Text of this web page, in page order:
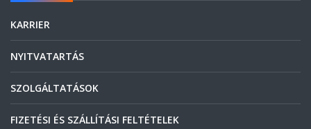
KARRIER
NYITVATARTÁS
SZOLGÁLTATÁSOK
FIZETÉSI ÉS SZÁLLÍTÁSI FELTÉTELEK